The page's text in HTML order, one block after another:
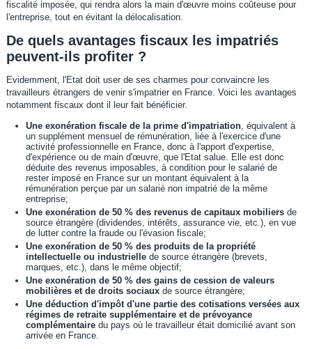
fiscalité imposée, qui rendra alors la main d'œuvre moins coûteuse pour
l'entreprise, tout en évitant la délocalisation.
De quels avantages fiscaux les impatriés
peuvent-ils profiter ?
Evidemment, l'Etat doit user de ses charmes pour convaincre les
travailleurs étrangers de venir s'impatrier en France. Voici les avantages
notamment fiscaux dont il leur fait bénéficier.
Une exonération fiscale de la prime d'impatriation, équivalent à
un supplément mensuel de rémunération, liée à l'exercice d'une
activité professionnelle en France, donc à l'apport d'expertise,
d'expérience ou de main d'œuvre, que l'Etat salue. Elle est donc
déduite des revenus imposables, à condition pour le salarié de
rester imposé en France sur un montant équivalent à la
rémunération perçue par un salarié non impatrié de la même
entreprise;
Une exonération de 50 % des revenus de capitaux mobiliersde
source étrangère (dividendes, intérêts, assurance vie, etc.), en vue
de lutter contre la fraude ou l'évasion fiscale;
Une exonération de 50 % des produits de la propriété
intellectuelle ou industriellede source étrangère (brevets,
marques, etc.), dans le même objectif;
Une exonération de 50 % des gains de cession de valeurs
mobilières et de droits sociauxde source étrangère;
Une déduction d'impôt d'une partie des cotisations versées aux
régimes de retraite supplémentaire et de prévoyance
complémentairedu pays où le travailleur était domicilié avant son
arrivée en France.